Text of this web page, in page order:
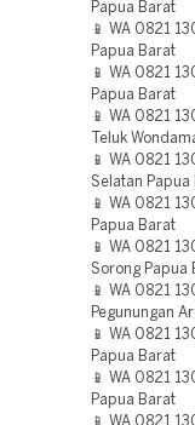
Papua Barat
📱 WA 0821
Papua Barat
📱 WA 0821
Papua Barat
📱 WA 0821
Teluk
📱 WA 0821
Selatan Papua
📱 WA 0821
Papua Barat
📱 WA 0821
Sorong Papua
📱 WA 0821
Pegunungan
📱 WA 0821
Papua Barat
📱 WA 0821
Papua Barat
📱 WA 0821